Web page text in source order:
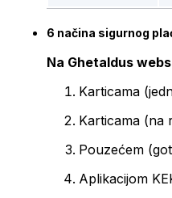
6 načina sigurnog
Na Ghetaldus
Karticama
Karticama (na
Pouzećem
Aplikacijom